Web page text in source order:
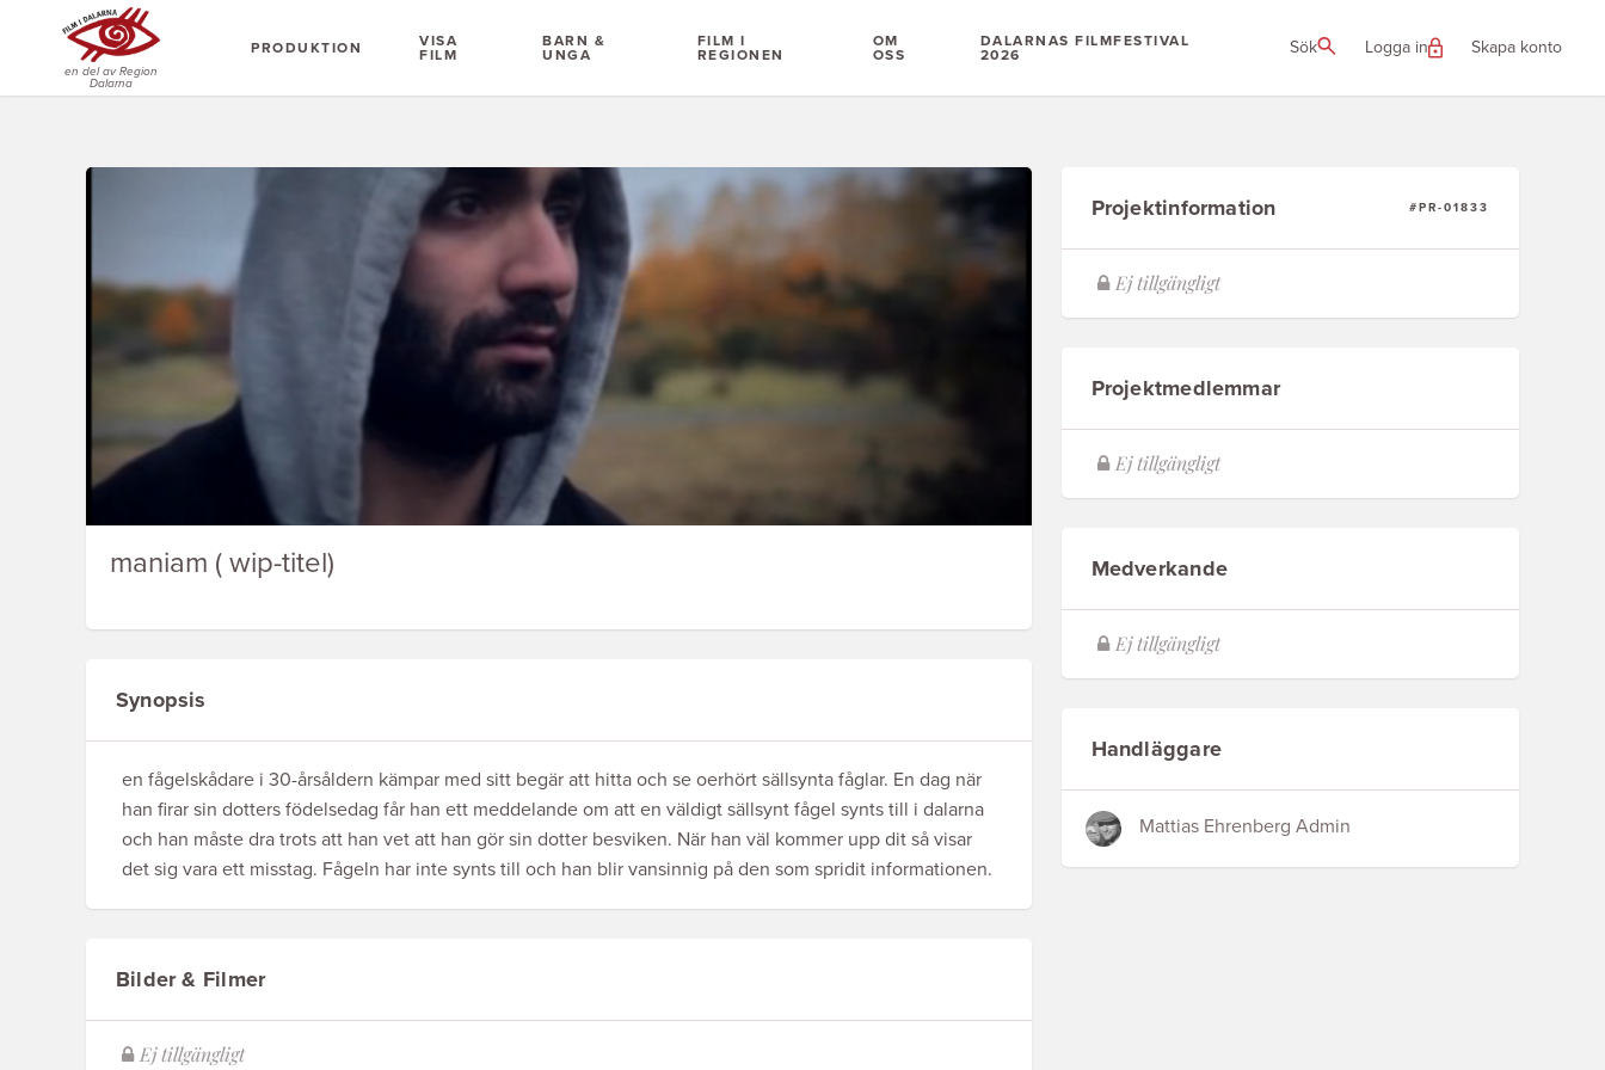
en del av Region
Dalarna
PRODUKTION
VISA
FILM
BARN &
UNGA
FILM I
REGIONEN
OM
OSS
DALARNAS FILMFESTIVAL
2026
Sök Logga in Skapa konto
maniam ( wip-titel)
Synopsis
en fågelskådare i 30-årsåldern kämpar med sitt begär att hitta och se oerhört sällsynta fåglar. En dag när
han firar sin dotters födelsedag får han ett meddelande om att en väldigt sällsynt fågel synts till i dalarna
och han måste dra trots att han vet att han gör sin dotter besviken. När han väl kommer upp dit så visar
det sig vara ett misstag. Fågeln har inte synts till och han blir vansinnig på den som spridit informationen.
Bilder & Filmer
Projektinformation #PR-01833
Projektmedlemmar
Medverkande
Handläggare
Mattias Ehrenberg Admin